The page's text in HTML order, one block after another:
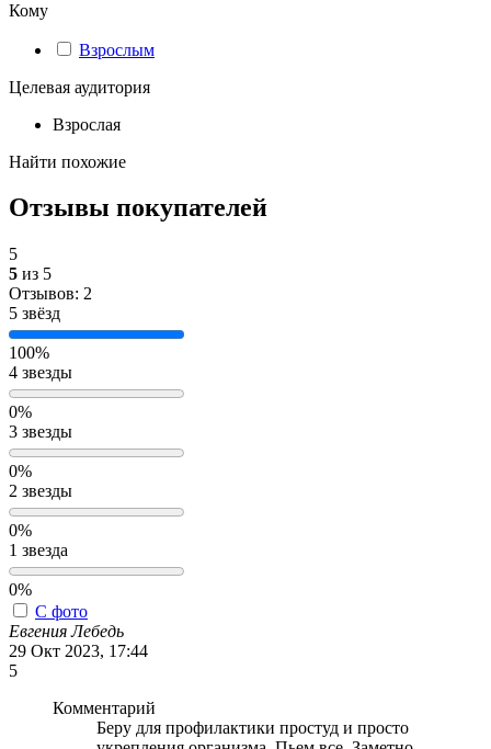
Кому
Взрослым
Целевая аудитория
Взрослая
Найти похожие
Отзывы покупателей
5
5 из 5
Отзывов: 2
5 звёзд
100%
4 звезды
0%
3 звезды
0%
2 звезды
0%
1 звезда
0%
С фото
Евгения Лебедь
29 Окт 2023, 17:44
5
Комментарий
Беру для профилактики простуд и просто